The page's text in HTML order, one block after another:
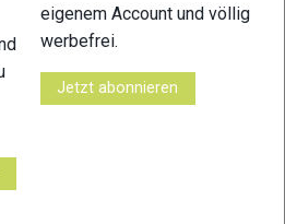
eigenem Account und völlig
werbefrei.
Jetzt abonnieren